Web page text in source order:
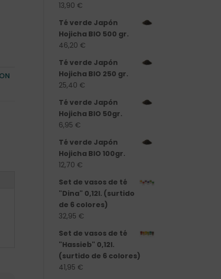
13,90 €
Té verde Japón
Hojicha BIO 500 gr.
46,20 €
Té verde Japón
Hojicha BIO 250 gr.
25,40 €
Té verde Japón
Hojicha BIO 50gr.
6,95 €
Té verde Japón
Hojicha BIO 100gr.
12,70 €
Set de vasos de té
"Dina" 0,12l. (surtido
de 6 colores)
32,95 €
Set de vasos de té
"Hassieb" 0,12l.
(surtido de 6 colores)
41,95 €